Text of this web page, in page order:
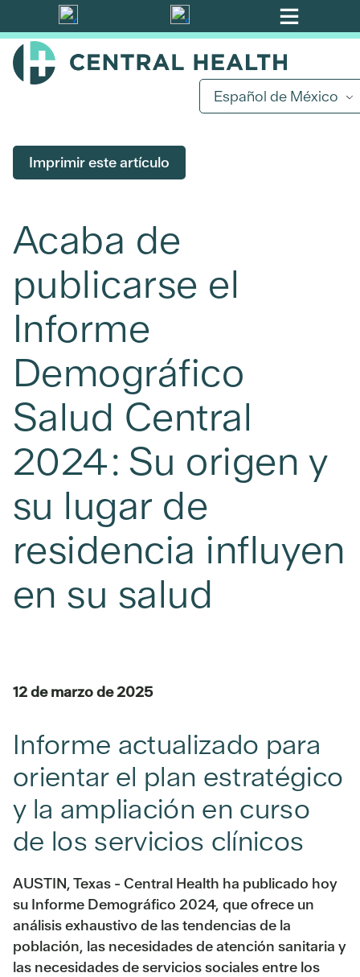
Ir
al
contenido
Español de México
Imprimir este artículo
Acaba de
publicarse el
Informe
Demográfico
Salud Central
2024: Su origen y
su lugar de
residencia influyen
en su salud
12 de marzo de 2025
Informe actualizado para
orientar el plan estratégico
y la ampliación en curso
de los servicios clínicos
AUSTIN, Texas - Central Health ha publicado hoy
su Informe Demográfico 2024, que ofrece un
análisis exhaustivo de las tendencias de la
población, las necesidades de atención sanitaria y
las necesidades de servicios sociales entre los